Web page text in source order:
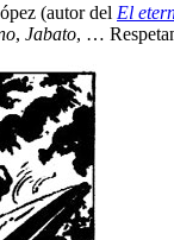
(autor del El
, Jabato, …